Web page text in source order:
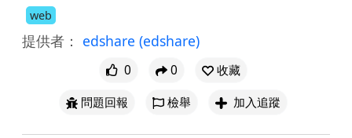
web
提供者： edshare (edshare)
0 0
收藏
問題回報
檢舉 加入追蹤